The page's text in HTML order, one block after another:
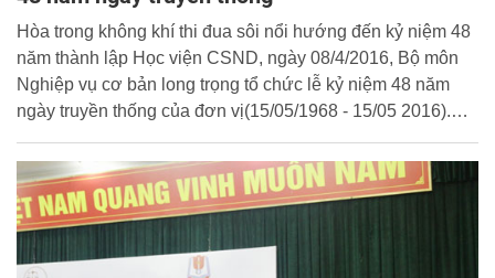
Hòa trong không khí thi đua sôi nổi hướng đến kỷ niệm 48
năm thành lập Học viện CSND, ngày 08/4/2016, Bộ môn
Nghiệp vụ cơ bản long trọng tổ chức lễ kỷ niệm 48 năm
ngày truyền thống của đơn vị(15/05/1968 - 15/05 2016).Tải